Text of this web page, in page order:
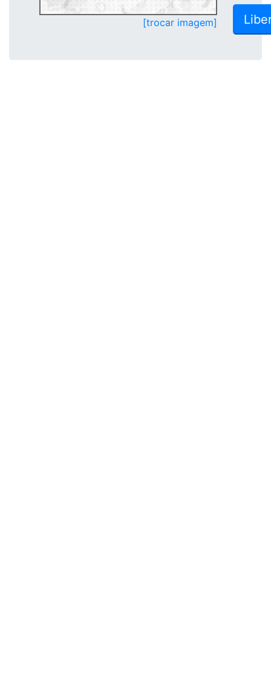
[trocar imagem]